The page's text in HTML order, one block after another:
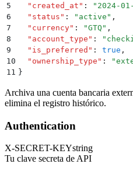
5
  "
created_at " : " 2024-
6
  "
status " : " active " ,
7
  "
currency" : "GTQ " ,
8
  "
account_type " : "
9
  "
is_preferred " : true ,
10
  "
ownership_type " : "
11
}
Archiva una cuenta bancaria
elimina el registro histórico.
Authentication
X-SECRET-KEYstring
Tu clave secreta de API